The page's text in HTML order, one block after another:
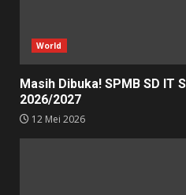
World
Masih Dibuka! SPMB SD IT
2026/2027
12 Mei 2026